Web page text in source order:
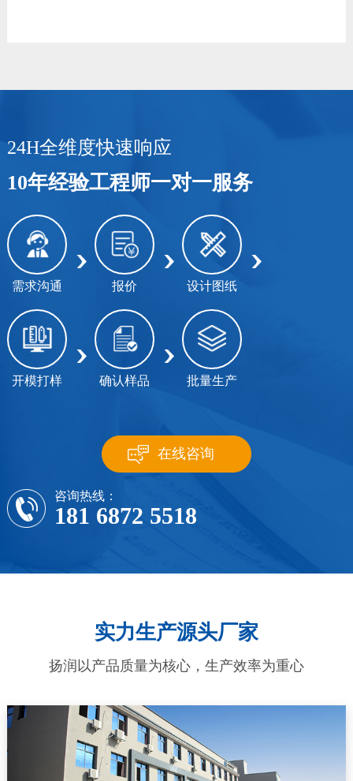
24H全维度快速响应
10年经验工程师一对一服务
需求沟通 报价 设计图纸
开模打样 确认样品 批量生产
在线咨询
咨询热线：
181 6872 5518
实力生产源头厂家
扬润以产品质量为核心，生产效率为重心